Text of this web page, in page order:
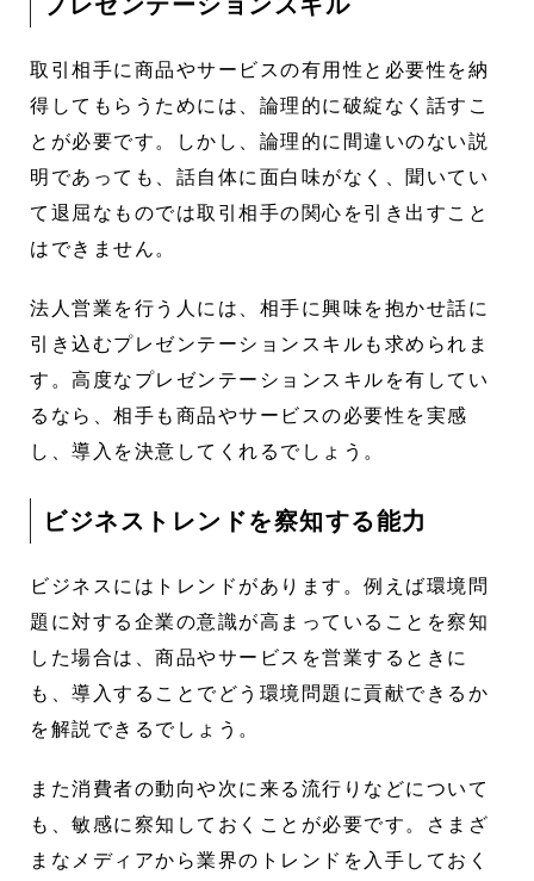
取引相手に商品やサービスの有用性と必要性を納
得してもらうためには、論理的に破綻なく話すこ
とが必要です。しかし、論理的に間違いのない説
明であっても、話自体に面白味がなく、聞いてい
て退屈なものでは取引相手の関心を引き出すこと
はできません。
法人営業を行う人には、相手に興味を抱かせ話に
引き込むプレゼンテーションスキルも求められま
す。高度なプレゼンテーションスキルを有してい
るなら、相手も商品やサービスの必要性を実感
し、導入を決意してくれるでしょう。
ビジネストレンドを察知する能力
ビジネスにはトレンドがあります。例えば環境問
題に対する企業の意識が高まっていることを察知
した場合は、商品やサービスを営業するときに
も、導入することでどう環境問題に貢献できるか
を解説できるでしょう。
また消費者の動向や次に来る流行りなどについて
も、敏感に察知しておくことが必要です。さまざ
まなメディアから業界のトレンドを入手しておく